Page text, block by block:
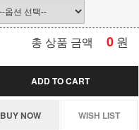
총 상품 금액 0 원
ADD TO CART
BUY NOW WISH LIST